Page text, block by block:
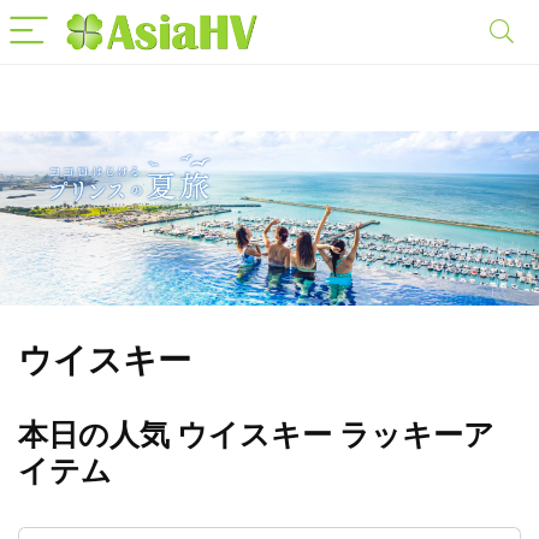
ウイスキー
本日の人気 ウイスキー ラッキーア
イテム